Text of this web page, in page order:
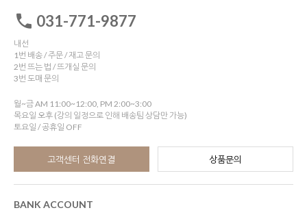
031-771-9877
내선
1번 배송 / 주문 / 재고 문의
2번 뜨는 법 / 뜨개실 문의
3번 도매 문의
월~금 AM 11:00~12:00, PM 2:00~3:00
목요일 오후 (강의 일정으로 인해 배송팀 상담만 가능)
토요일 / 공휴일 OFF
고객센터 전화연결 상품문의
BANK ACCOUNT